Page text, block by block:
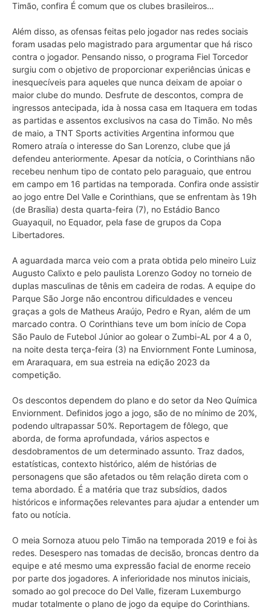
Timão, confira É comum que os clubes brasileiros…
Além disso, as ofensas feitas pelo jogador nas redes sociais
foram usadas pelo magistrado para argumentar que há risco
contra o jogador. Pensando nisso, o programa Fiel Torcedor
surgiu com o objetivo de proporcionar experiências únicas e
inesquecíveis para aqueles que nunca deixam de apoiar o
maior clube do mundo. Desfrute de descontos, compra de
ingressos antecipada, ida à nossa casa em Itaquera em todas
as partidas e assentos exclusivos na casa do Timão. No mês
de maio, a TNT Sports activities Argentina informou que
Romero atraía o interesse do San Lorenzo, clube que já
defendeu anteriormente. Apesar da notícia, o Corinthians não
recebeu nenhum tipo de contato pelo paraguaio, que entrou
em campo em 16 partidas na temporada. Confira onde assistir
ao jogo entre Del Valle e Corinthians, que se enfrentam às 19h
(de Brasília) desta quarta-feira (7), no Estádio Banco
Guayaquil, no Equador, pela fase de grupos da Copa
Libertadores.
A aguardada marca veio com a prata obtida pelo mineiro Luiz
Augusto Calixto e pelo paulista Lorenzo Godoy no torneio de
duplas masculinas de tênis em cadeira de rodas. A equipe do
Parque São Jorge não encontrou dificuldades e venceu
graças a gols de Matheus Araújo, Pedro e Ryan, além de um
marcado contra. O Corinthians teve um bom início de Copa
São Paulo de Futebol Júnior ao golear o Zumbi-AL por 4 a 0,
na noite desta terça-feira (3) na Enviornment Fonte Luminosa,
em Araraquara, em sua estreia na edição 2023 da
competição.
Os descontos dependem do plano e do setor da Neo Química
Enviornment. Definidos jogo a jogo, são de no mínimo de 20%,
podendo ultrapassar 50%. Reportagem de fôlego, que
aborda, de forma aprofundada, vários aspectos e
desdobramentos de um determinado assunto. Traz dados,
estatísticas, contexto histórico, além de histórias de
personagens que são afetados ou têm relação direta com o
tema abordado. É a matéria que traz subsídios, dados
históricos e informações relevantes para ajudar a entender um
fato ou notícia.
O meia Sornoza atuou pelo Timão na temporada 2019 e foi às
redes. Desespero nas tomadas de decisão, broncas dentro da
equipe e até mesmo uma expressão facial de enorme receio
por parte dos jogadores. A inferioridade nos minutos iniciais,
somado ao gol precoce do Del Valle, fizeram Luxemburgo
mudar totalmente o plano de jogo da equipe do Corinthians.